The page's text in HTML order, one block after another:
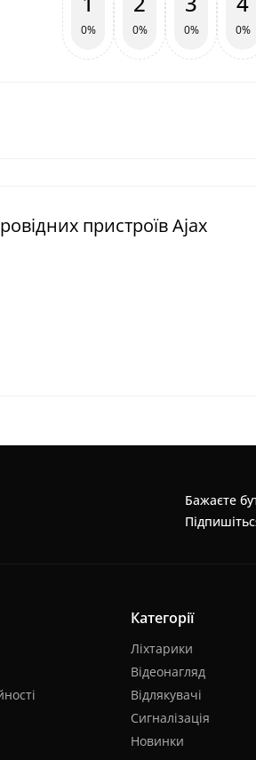
0% 0% 0% 0%
пристроїв Ajax
Бажаєте
Категорії
Ліхтарики
Відеонагляд
Відлякувачі
Сигналізація
Новинки